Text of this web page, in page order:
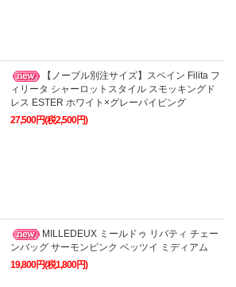
【ノーブル別注サイズ】スペイン Filita フ
ィリータ シャーロットスタイル スモッキングド
レス ESTER ホワイト×グレーパイピング
27,500円(税2,500円)
MILLEDEUX ミールドゥ リバティ チェー
ンバッグ サーモンピンク ベッツイ ミディアム
19,800円(税1,800円)